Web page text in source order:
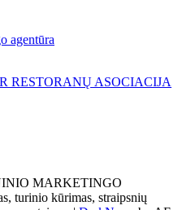
agentūra
RESTORANŲ ASOCIACIJA
MARKETINGO
turinio kūrimas, straipsnių